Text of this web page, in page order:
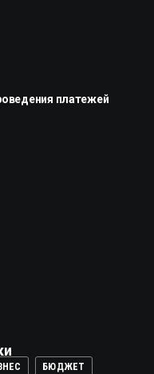
платежей
БЮДЖЕТ